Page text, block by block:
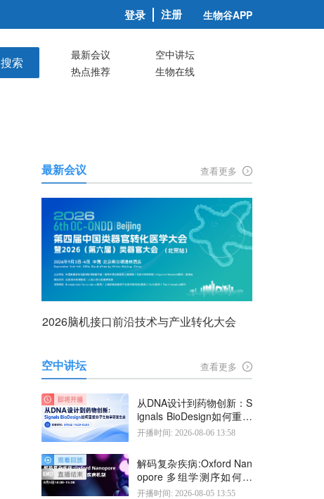
登录 注册 生物谷APP
搜索 最新会议
空中讲坛
热点推荐
生物在线
最新会议 查看更多
2026脑机接口前沿技术与产业转化大会
空中讲坛 查看更多
从DNA设计到药物创新：S
ignals BioDesign如何重塑
分子生物学研发生态
开播时间: 2026-08-06 13:58
解码复杂疾病:Oxford Nan
opore 多组学测序如何揭
示疾病机制
开播时间: 2026-08-05 13:55